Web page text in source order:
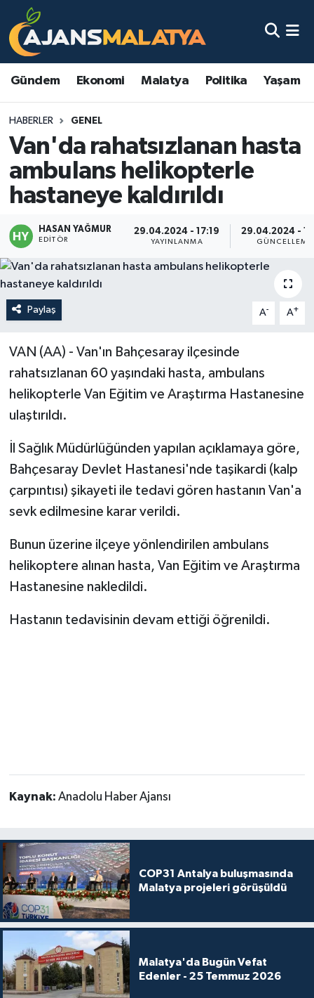
Gündem Ekonomi Malatya Politika Yaşam
HABERLER GENEL
Van'da rahatsızlanan hasta
ambulans helikopterle
hastaneye kaldırıldı
HASAN YAĞMUR
EDITÖR
29.04.2024 - 17:19
YAYINLANMA
29.04.2024 -
GÜNCELLEME
Paylaş A- A+
VAN (AA) - Van'ın Bahçesaray ilçesinde
rahatsızlanan 60 yaşındaki hasta, ambulans
helikopterle Van Eğitim ve Araştırma Hastanesine
ulaştırıldı.
İl Sağlık Müdürlüğünden yapılan açıklamaya göre,
Bahçesaray Devlet Hastanesi'nde taşikardi (kalp
çarpıntısı) şikayeti ile tedavi gören hastanın Van'a
sevk edilmesine karar verildi.
Bunun üzerine ilçeye yönlendirilen ambulans
helikoptere alınan hasta, Van Eğitim ve Araştırma
Hastanesine nakledildi.
Hastanın tedavisinin devam ettiği öğrenildi.
Kaynak: Anadolu Haber Ajansı
COP31 Antalya buluşmasında
Malatya projeleri görüşüldü
Malatya'da Bugün Vefat
Edenler - 25 Temmuz 2026
Asayiş
Eğitim
Ekonomi
Gündem
Kadın
Kültür & Sanat
Magazin
Sağlık
Spor
Teknoloji
Yaşam
Malatya Nöbetçi Eczaneler
Malatya Namaz Vakitleri
Malatya Trafik Yoğunluk Haritası
TFF 3.Lig 2.Grup Puan Durumu ve Fikstür
Tüm Manşetler
Son Dakika Haberleri
Haber Arşivi